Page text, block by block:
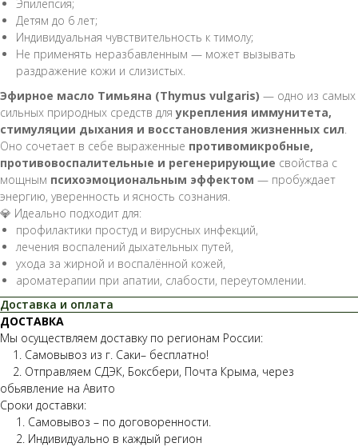
Эпилепсия;
Детям до 6 лет;
Индивидуальная чувствительность к тимолу;
Не применять неразбавленным — может вызывать
раздражение кожи и слизистых.
Эфирное масло Тимьяна (Thymus vulgaris) — одно из самых
сильных природных средств дляукрепления иммунитета,
стимуляции дыхания и восстановления жизненных сил
Оно сочетает в себе выраженные противомикробные,
противовоспалительные и регенерирующие свойства с
мощным психоэмоциональным эффектом — пробуждает
энергию, уверенность и ясность сознания.
💎 Идеально подходит для:
профилактики простуд и вирусных инфекций,
лечения воспалений дыхательных путей,
ухода за жирной и воспалённой кожей,
ароматерапии при апатии, слабости, переутомлении.
Доставка и оплата
ДОСТАВКА
Мы осуществляем доставку по регионам России:
1. Самовывоз из г. Саки– бесплатно!
2. Отправляем СДЭК, Боксбери, Почта Крыма, через
обьявление на Авито
Сроки доставки:
1. Самовывоз – по договоренности.
2. Индивидуально в каждый регион